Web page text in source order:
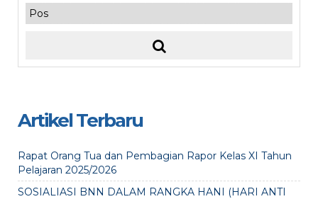
Artikel Terbaru
Rapat Orang Tua dan Pembagian Rapor Kelas XI Tahun
Pelajaran 2025/2026
SOSIALIASI BNN DALAM RANGKA HANI (HARI ANTI